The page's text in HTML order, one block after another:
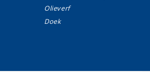
Olieverf
Doek